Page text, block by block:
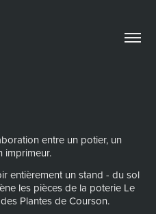
entre un potier, un
imprimeur.
entièrement un stand - du sol
les pièces de la poterie Le
Plantes de Courson.